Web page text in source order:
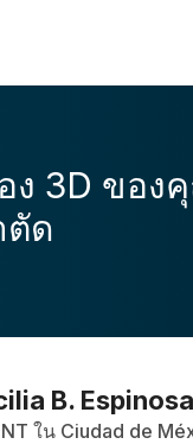
ง 3D ของ
ตัด
B.
ใน Ciudad de